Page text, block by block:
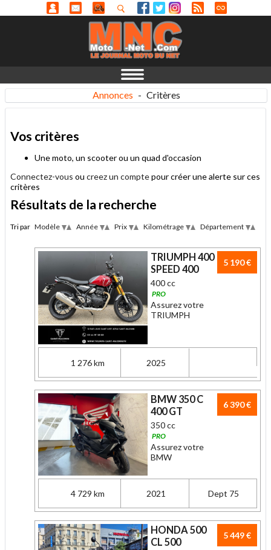
Annonces - Critères
Vos critères
Une moto, un scooter ou un quad d'occasion
Connectez-vous ou creez un comptepour créer une alerte sur ces
critères
Résultats de la recherche
Tri par Modèle AscDesc
Année AscDesc
Prix AscDesc
Kilométrage AscDesc
Département Asc
5 190 €
TRIUMPH 400
SPEED 400
400 cc
PRO
Assurez votre
TRIUMPH
1 276 km 2025
6 390 €
BMW 350 C
400 GT
350 cc
PRO
Assurez votre
BMW
4 729 km 2021 Dept 75
5 449 €
HONDA 500
CL 500